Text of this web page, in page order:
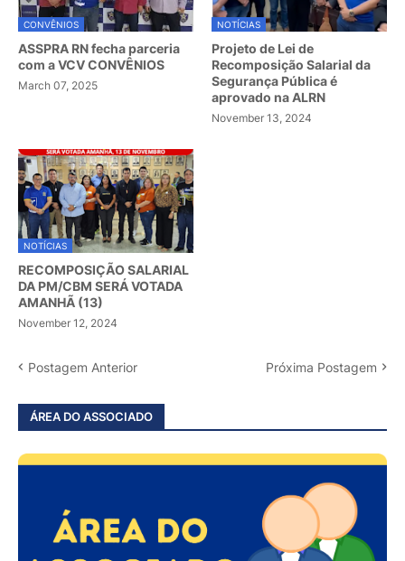
CONVÊNIOS
ASSPRA RN fecha parceria
com a VCV CONVÊNIOS
March 07, 2025
NOTÍCIAS
Projeto de Lei de
Recomposição Salarial da
Segurança Pública é
aprovado na ALRN
November 13, 2024
NOTÍCIAS
RECOMPOSIÇÃO SALARIAL
DA PM/CBM SERÁ VOTADA
AMANHÃ (13)
November 12, 2024
Postagem Anterior Próxima Postagem
ÁREA DO ASSOCIADO